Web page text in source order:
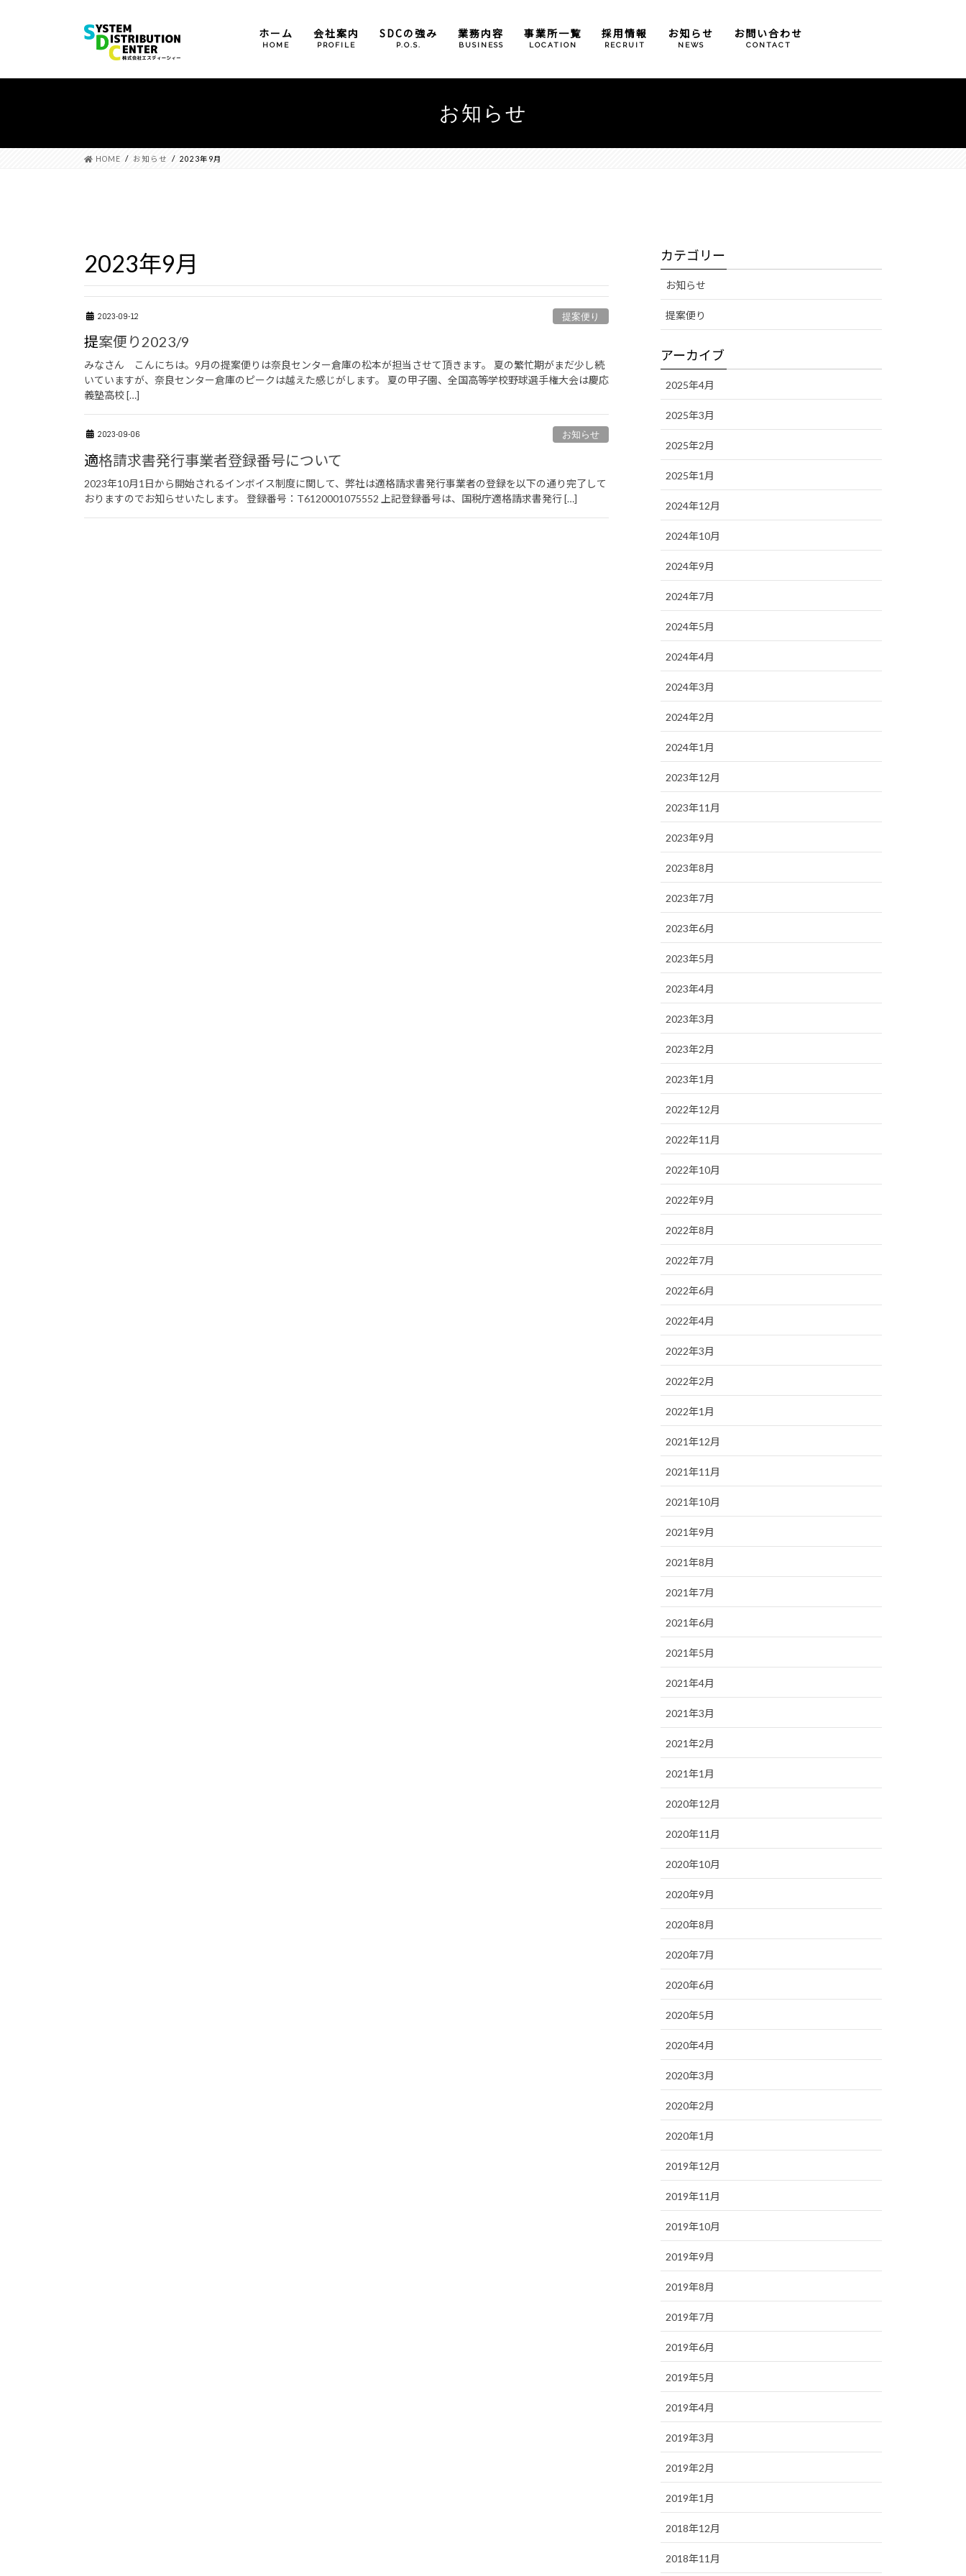
ホーム
HOME
会社案内
PROFILE
SDCの強み
P.O.S.
業務内容
BUSINESS
包装加工業務
事業所一覧
LOCATION
大阪事業所
小野パーツセンター
採用情報
RECRUIT
お知らせ
NEWS
お問い合わせ
CONTACT
お知らせ
HOME お知らせ 2023年9月
2023年9月
2023-09-12 提案便り
提案便り2023/9
みなさん こんにちは。9月の提案便りは奈良センター倉庫の松本が担当させて頂きます。 夏の繁忙期がまだ少し続
いていますが、奈良センター倉庫のピークは越えた感じがします。 夏の甲子園、全国高等学校野球選手権大会は慶応
義塾高校 […]
2023-09-06 お知らせ
適格請求書発行事業者登録番号について
2023年10月1日から開始されるインボイス制度に関して、弊社は適格請求書発行事業者の登録を以下の通り完了して
おりますのでお知らせいたします。 登録番号：T6120001075552 上記登録番号は、国税庁適格請求書発行 […]
カテゴリー
お知らせ
提案便り
アーカイブ
2025年4月
2025年3月
2025年2月
2025年1月
2024年12月
2024年10月
2024年9月
2024年7月
2024年5月
2024年4月
2024年3月
2024年2月
2024年1月
2023年12月
2023年11月
2023年9月
2023年8月
2023年7月
2023年6月
2023年5月
2023年4月
2023年3月
2023年2月
2023年1月
2022年12月
2022年11月
2022年10月
2022年9月
2022年8月
2022年7月
2022年6月
2022年4月
2022年3月
2022年2月
2022年1月
2021年12月
2021年11月
2021年10月
2021年9月
2021年8月
2021年7月
2021年6月
2021年5月
2021年4月
2021年3月
2021年2月
2021年1月
2020年12月
2020年11月
2020年10月
2020年9月
2020年8月
2020年7月
2020年6月
2020年5月
2020年4月
2020年3月
2020年2月
2020年1月
2019年12月
2019年11月
2019年10月
2019年9月
2019年8月
2019年7月
2019年6月
2019年5月
2019年4月
2019年3月
2019年2月
2019年1月
2018年12月
2018年11月